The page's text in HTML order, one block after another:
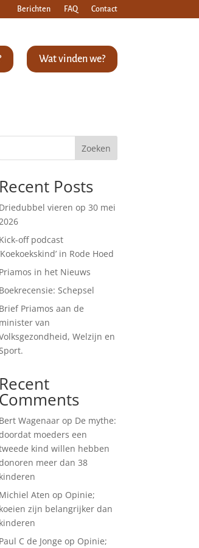
Berichten FAQ Contact
Wat vinden we?
Zoeken
Recent Posts
Driedubbel vieren op 30 mei
2026
Kick-off podcast
in Rode Hoed
Priamos in het Nieuws
Boekrecensie: Schepsel
Brief Priamos aan de
minister van
Welzijn en
Sport.
Recent
Comments
Bert Wagenaar op De mythe:
moeders een
kind willen hebben
meer dan 38
kinderen
Michiel Aten op Opinie;
koeien zijn belangrijker dan
kinderen
Paul C de Jonge op Opinie;